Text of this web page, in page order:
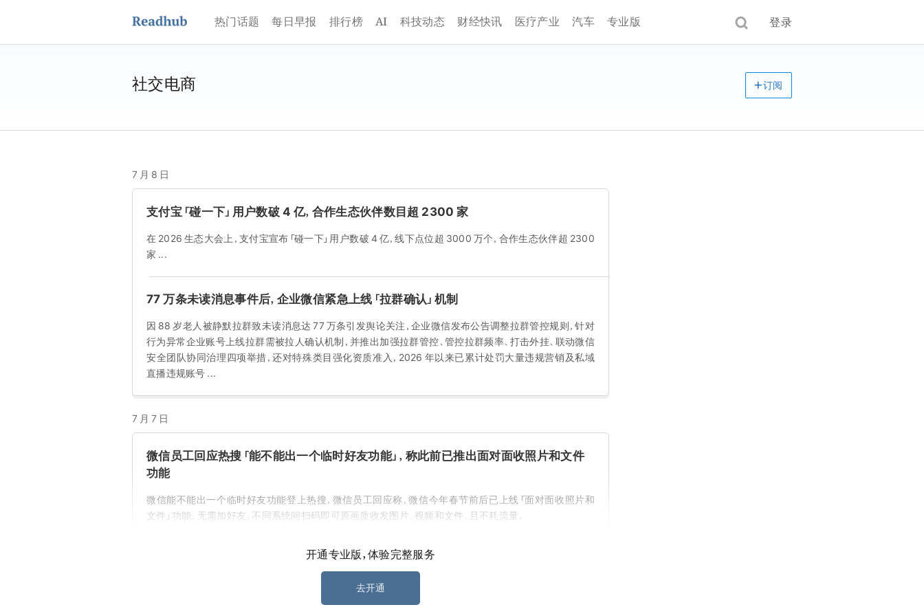
热门话题 每日早报 排行榜 AI 科技动态 财经快讯 医疗产业 汽车 专业版 登录
社交电商 订阅
7 月 8 日
支付宝「碰一下」用户数破 4 亿，合作生态伙伴数目超 2300 家
在 2026 生态大会上，支付宝宣布「碰一下」用户数破 4 亿，线下点位超 3000 万个，合作生态伙伴超 2300
家 ...
77 万条未读消息事件后，企业微信紧急上线「拉群确认」机制
因 88 岁老人被静默拉群致未读消息达 77 万条引发舆论关注，企业微信发布公告调整拉群管控规则，针对
行为异常企业账号上线拉群需被拉人确认机制，并推出加强拉群管控、管控拉群频率、打击外挂、联动微信
安全团队协同治理四项举措，还对特殊类目强化资质准入，2026 年以来已累计处罚大量违规营销及私域
直播违规账号 ...
7 月 7 日
微信员工回应热搜「能不能出一个临时好友功能」，称此前已推出面对面收照片和文件
功能
微信能不能出一个临时好友功能登上热搜，微信员工回应称，微信今年春节前后已上线「面对面收照片和
文件」功能，无需加好友，不同系统间扫码即可原画质收发图片、视频和文件，且不耗流量。
企业微信：对针对老年人开展过度营销的账号加强识别与处置
企业微信团队发布公告，针对少数不法商家和营销团伙对老年群体的过度营销行为，即日起上线并升级四
项治理举措：加强拉群管控，上线「拉群时需被拉人确认」功能 ...
开通专业版，体验完整服务
去开通